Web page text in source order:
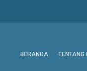
BERANDA TENTANG